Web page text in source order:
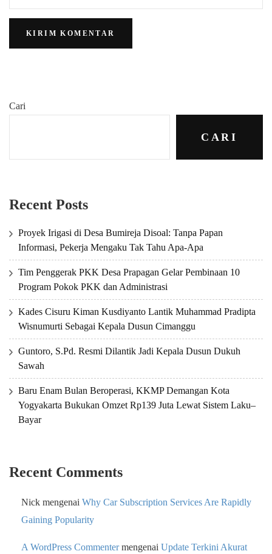
Cari
CARI
Recent Posts
Proyek Irigasi di Desa Bumireja Disoal: Tanpa Papan
Informasi, Pekerja Mengaku Tak Tahu Apa-Apa
Tim Penggerak PKK Desa Prapagan Gelar Pembinaan 10
Program Pokok PKK dan Administrasi
Kades Cisuru Kiman Kusdiyanto Lantik Muhammad Pradipta
Wisnumurti Sebagai Kepala Dusun Cimanggu
Guntoro, S.Pd. Resmi Dilantik Jadi Kepala Dusun Dukuh
Sawah
Baru Enam Bulan Beroperasi, KKMP Demangan Kota
Yogyakarta Bukukan Omzet Rp139 Juta Lewat Sistem Laku–
Bayar
Recent Comments
Nick mengenai Why Car Subscription Services Are Rapidly
Gaining Popularity
A WordPress Commentermengenai Update Terkini Akurat